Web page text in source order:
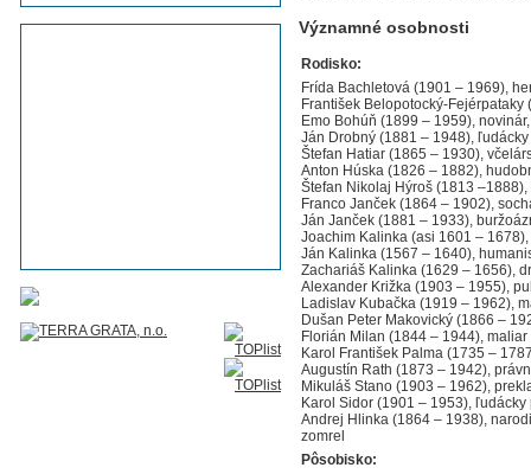
Významné osobnosti
Rodisko:
Frída Bachletová (1901 – 1969),
František Belopotocký-
Emo Bohúň (1899 – 1959),
Ján Drobný (1881 – 1948),
Štefan Hatiar (1865 – 1930),
Anton Húska (1826 – 1882),
Štefan Nikolaj Hýroš (1813 –1888),
Franco Janček (1864 – 1902),
Ján Janček (1881 – 1933),
Joachim Kalinka (asi 1601 –
Ján Kalinka (1567 – 1640),
Zachariáš Kalinka (1629 – 1656),
Alexander Križka (1903 – 1955),
Ladislav Kubačka (1919 – 1962),
Dušan Peter Makovický (1866 –
Florián Milan (1844 – 1944), maliar
Karol František Palma (1735 –
Augustín Rath (1873 – 1942),
Mikuláš Stano (1903 – 1962),
Karol Sidor (1901 – 1953), ľudácky
Andrej Hlinka (1864 – 1938),
zomrel
Pôsobisko: